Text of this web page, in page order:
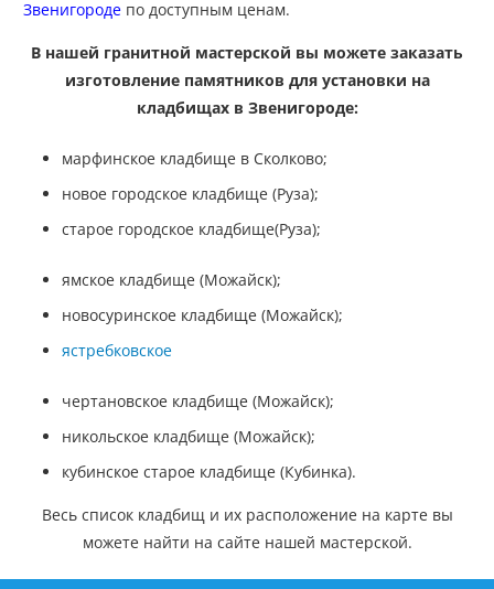
Звенигороде по доступным ценам.
В нашей гранитной мастерской вы можете заказать
изготовление памятников для установки на
кладбищах в Звенигороде:
марфинское кладбище в Сколково;
новое городское кладбище (Руза);
старое городское кладбище(Руза);
ямское кладбище (Можайск);
новосуринское кладбище (Можайск);
ястребковское
чертановское кладбище (Можайск);
никольское кладбище (Можайск);
кубинское старое кладбище (Кубинка).
Весь список кладбищ и их расположение на карте вы
можете найти на сайте нашей мастерской.